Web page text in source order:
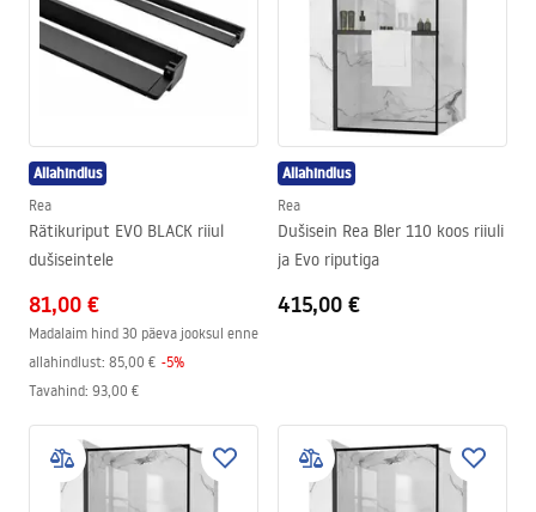
Allahindlus
Rea
Rätikuriput EVO BLACK riiul
dušiseintele
81,00 €
Madalaim hind 30 päeva jooksul enne
allahindlust: 85,00 € -5%
Tavahind: 93,00 €
Allahindlus
Rea
Dušisein Rea Bler 110 koos riiuli
ja Evo riputiga
415,00 €